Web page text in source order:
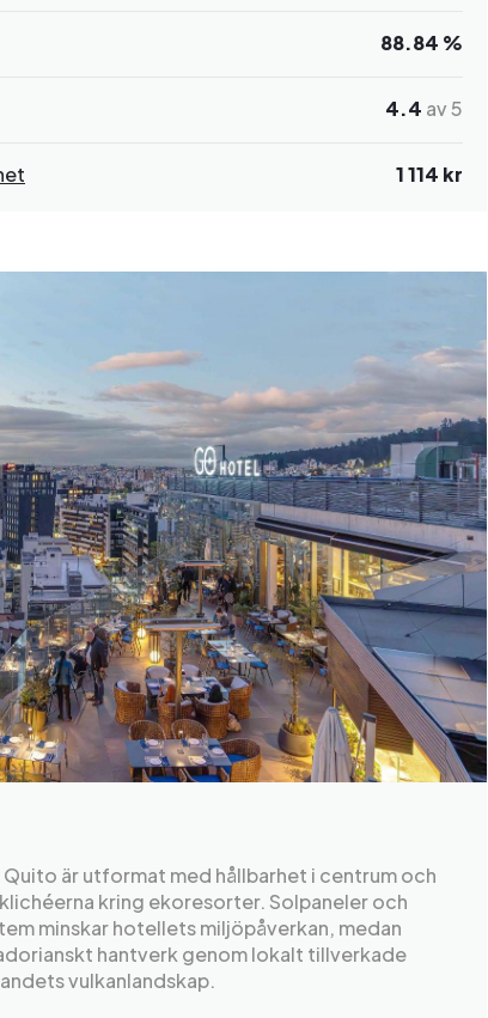
88.84 %
4.4 av 5
1 114 kr
är utformat med hållbarhet i centrum och
kring ekoresorter. Solpaneler och
minskar hotellets miljöpåverkan, medan
hantverk genom lokalt tillverkade
vulkanlandskap.